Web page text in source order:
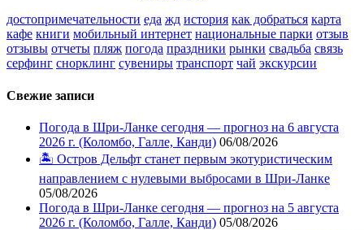
достопримечательности еда жд история как добраться карта
кафе книги мобильный интернет национальные парки отзыв
отзывы отчеты пляж погода праздники рынки свадьба связь
серфинг снорклинг сувениры транспорт чай экскурсии
Свежие записи
Погода в Шри-Ланке сегодня — прогноз на 6 августа
2026 г. (Коломбо, Галле, Канди) 06/08/2026
🏝️ Остров Дельфт станет первым экотуристическим
направлением с нулевыми выбросами в Шри-Ланке
05/08/2026
Погода в Шри-Ланке сегодня — прогноз на 5 августа
2026 г. (Коломбо, Галле, Канди) 05/08/2026